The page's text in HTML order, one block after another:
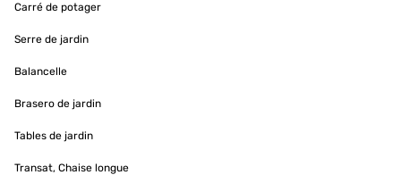
Carré de potager
Serre de jardin
Balancelle
Brasero de jardin
Tables de jardin
Transat, Chaise longue